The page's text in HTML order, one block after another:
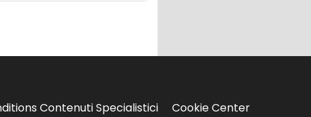
Contenuti Specialistici Cookie Center